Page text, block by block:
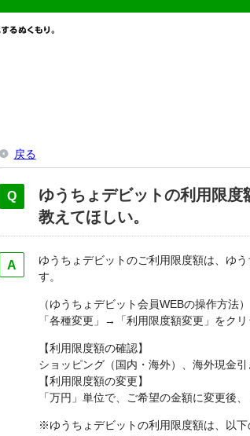
戻る
ゆうちょデビットの利用限度
教えてほしい。
ゆうちょデビットのご利用限度額は、ゆ
す。
（ゆうちょデビット会員WEBの操作方法）
「各種変更」→「利用限度額変更」をクリ
【利用限度額の確認】
ショッピング（国内・海外）、海外現金
【利用限度額の変更】
「万円」単位で、ご希望の金額に変更後
※ゆうちょデビットの利用限度額は、以下